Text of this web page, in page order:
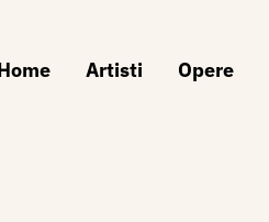
Artisti Opere